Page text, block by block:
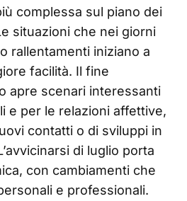
complessa sul piano dei
situazioni che nei giorni
rallentamenti iniziano a
facilità. Il fine
apre scenari interessanti
e per le relazioni affettive,
contatti o di sviluppi in
di luglio porta
con cambiamenti che
e professionali.